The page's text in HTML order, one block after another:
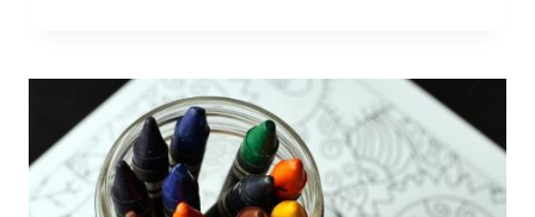
PISCINE
À
BALLES
POUR
ENFANT
?